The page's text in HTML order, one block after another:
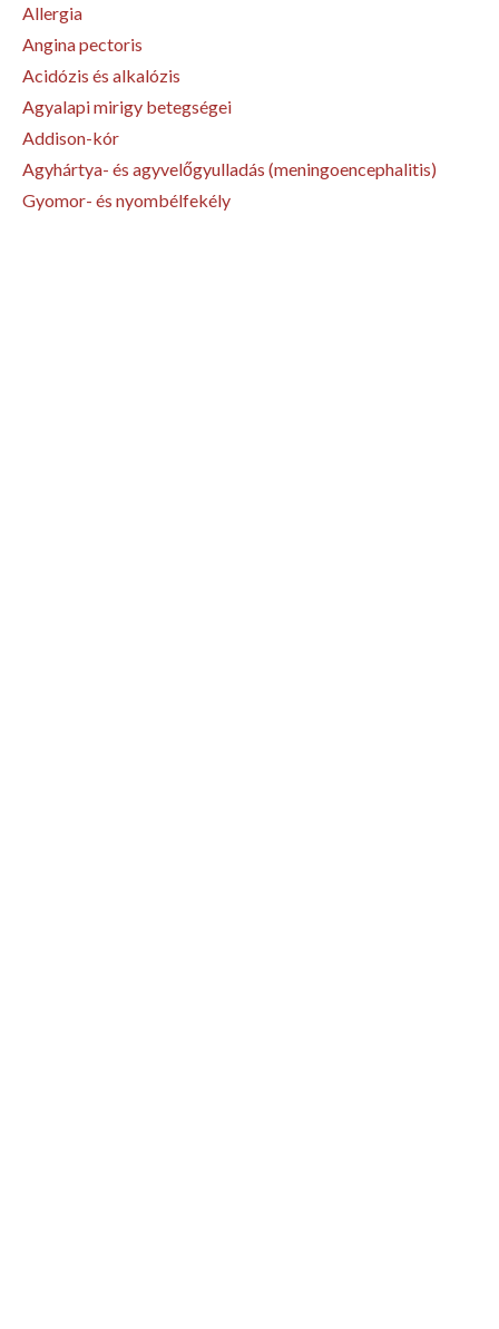
Allergia
Angina pectoris
Acidózis és alkalózis
Agyalapi mirigy betegségei
Addison-kór
Agyhártya- és agyvelőgyulladás (meningoencephalitis)
Gyomor- és nyombélfekély